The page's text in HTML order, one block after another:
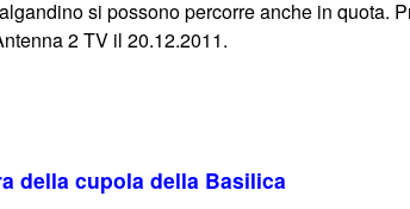
si possono percorre anche in quota.
2 TV il 20.12.2011.
della cupola della Basilica